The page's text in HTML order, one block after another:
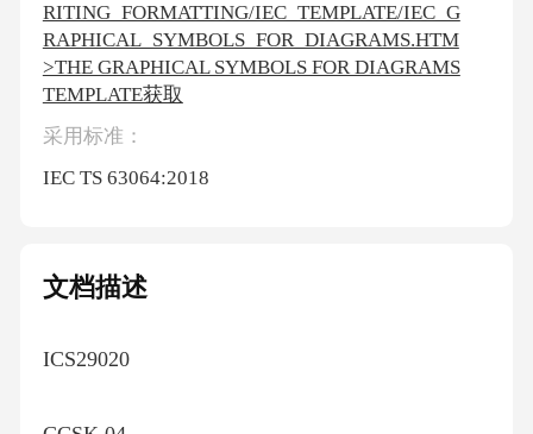
RITING_FORMATTING/IEC_TEMPLATE/IEC_G
RAPHICAL_SYMBOLS_FOR_DIAGRAMS.HTM
>THE GRAPHICAL SYMBOLS FOR DIAGRAMS
TEMPLATE获取
采用标准：
IEC TS 63064:2018
文档描述
ICS29020